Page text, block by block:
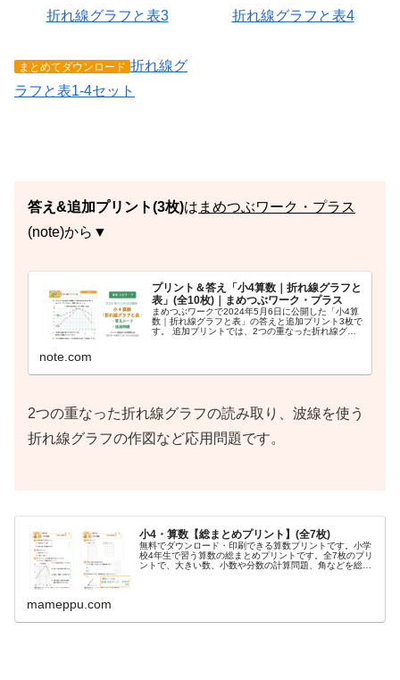
折れ線グラフと表3
まとめてダウンロード 折れ線グ
ラフと表1-4セット
折れ線グラフと表4
答え&追加プリント(3枚)は まめつぶワーク・プラス
(note)から▼
プリント＆答え「小4算数｜折れ線グラフと
表」(全10枚)｜まめつぶワーク・プラス
まめつぶワークで2024年5月6日に公開した「小4算
数｜折れ線グラフと表」の答えと追加プリント3枚で
す。 追加プリントでは、2つの重なった折れ線グラ
note.com
2つの重なった折れ線グラフの読み取り、波線を使う
折れ線グラフの作図など応用問題です。
小4・算数【総まとめプリント】(全7枚)
無料でダウンロード・印刷できる算数プリントです。小学
校4年生で習う算数の総まとめプリントです。全7枚のプリ
ントで、大きい数、小数や分数の計算問題、角などを総復
mameppu.com